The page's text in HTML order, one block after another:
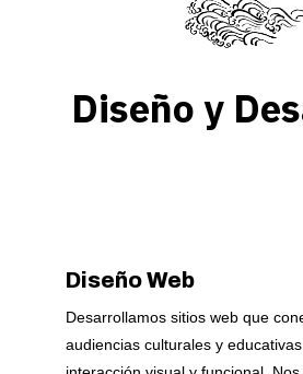
Diseño y
Diseño Web
Desarrollamos sitios web que
audiencias culturales y